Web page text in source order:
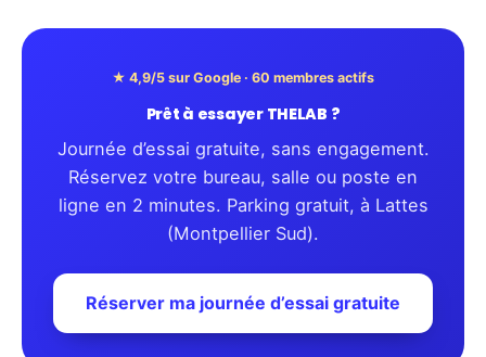
★ 4,9/5 sur Google · 60 membres actifs
Prêt à essayer THELAB ?
Journée d’essai gratuite, sans engagement.
Réservez votre bureau, salle ou poste en
ligne en 2 minutes. Parking gratuit, à Lattes
(Montpellier Sud).
Réserver ma journée d’essai gratuite